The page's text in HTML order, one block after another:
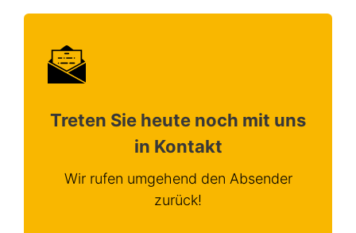
Treten Sie heute noch mit uns
in Kontakt
Wir rufen umgehend den Absender
zurück!